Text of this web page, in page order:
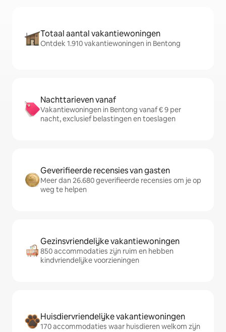
Totaal aantal vakantiewoningen
Ontdek 1.910 vakantiewoningen in Bentong
Nachttarieven vanaf
Vakantiewoningen in Bentong vanaf € 9 per
nacht, exclusief belastingen en toeslagen
Geverifieerde recensies van gasten
Meer dan 26.680 geverifieerde recensies om je op
weg te helpen
Gezinsvriendelijke vakantiewoningen
850 accommodaties zijn ruim en hebben
kindvriendelijke voorzieningen
Huisdiervriendelijke vakantiewoningen
170 accommodaties waar huisdieren welkom zijn